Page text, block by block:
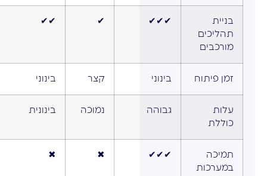
בניית
תהליכים
מורכבים
✔✔✔
✔
✔✔
זמן פיתוח בינוני קצר בינוני
עלות
כוללת
גבוהה נמוכה בינונית
תמיכה
במערכות
✔✔✔
✖
✖